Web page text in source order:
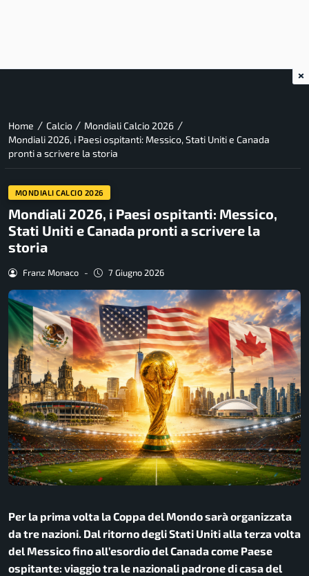
Home / Calcio / Mondiali Calcio 2026 /
Mondiali 2026, i Paesi ospitanti: Messico, Stati Uniti e Canada
pronti a scrivere la storia
MONDIALI CALCIO 2026
Mondiali 2026, i Paesi ospitanti: Messico,
Stati Uniti e Canada pronti a scrivere la
storia
Franz Monaco - 7 Giugno 2026
Per la prima volta la Coppa del Mondo sarà organizzata
da tre nazioni. Dal ritorno degli Stati Uniti alla terza volta
del Messico fino all’esordio del Canada come Paese
ospitante: viaggio tra le nazionali padrone di casa del
×